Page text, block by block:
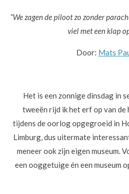
“We zagen de piloot zo zonder
viel met een klap
Door: Mats
Het is een zonnige dinsdag in
tweeën rijd ik het erf op van de
tijdens de oorlog opgegroeid in
Limburg, dus uitermate
meneer ook zijn eigen museum.
een ooggetuige én een museum